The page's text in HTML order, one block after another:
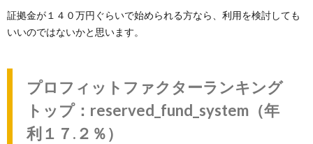
証拠金が１４０万円ぐらいで始められる方なら、利用を検討しても
いいのではないかと思います。
プロフィットファクターランキング
トップ：reserved_fund_system（年
利１７.２％）